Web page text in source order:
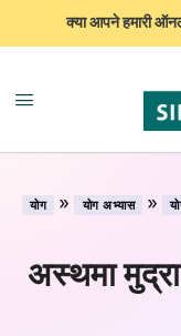
क्या आपने हमारी
योग » योग अभ्यास »
अस्थमा